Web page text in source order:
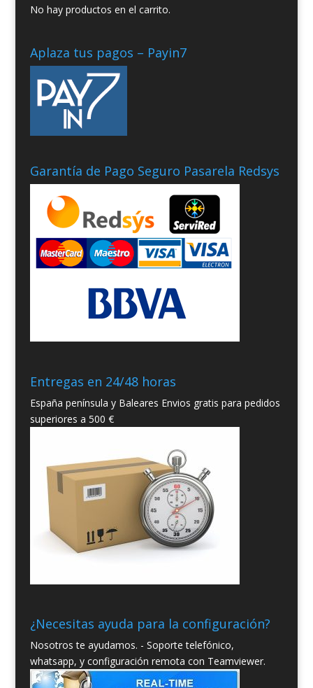
No hay productos en el carrito.
Aplaza tus pagos – Payin7
Garantía de Pago Seguro Pasarela Redsys
Entregas en 24/48 horas
España península y Baleares Envios gratis para pedidos
superiores a 500 €
¿Necesitas ayuda para la configuración?
Nosotros te ayudamos. - Soporte telefónico,
whatsapp, y configuración remota con Teamviewer.